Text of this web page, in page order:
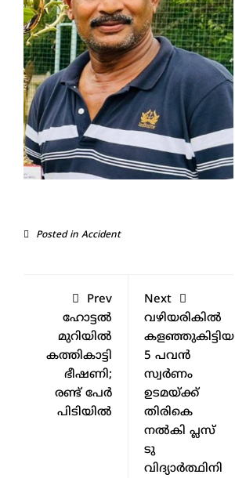
Posted in Accident
Prev
ഹോട്ടൽ
മുറിയിൽ
കത്തികാട്ടി
ഭീഷണി;
രണ്ട് പേർ
പിടിയിൽ
Next
വഴിയരികിൽ
കളഞ്ഞുകിട്ടിയ
5 പവൻ
സ്വർണം
ഉടമയ്ക്ക്
തിരികെ
നൽകി പ്ലസ്
ടു
വിദ്യാർത്ഥിനി